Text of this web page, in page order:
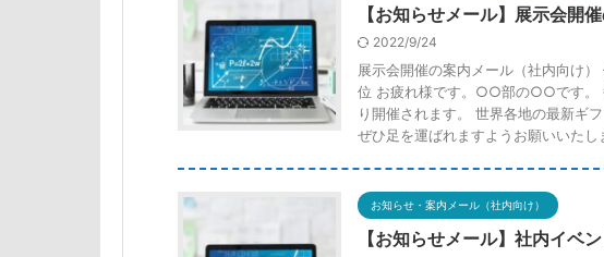
【お知らせメール】展示会開
2022/9/24
展示会開催の案内メール（社内向け
位 お疲れ様です。○○部の○○です。
り開催されます。 世界各地の最新ギ
ぜひ足を運ばれますようお願いいたし
お知らせ・案内メール（社内向け）
【お知らせメール】社内イベ